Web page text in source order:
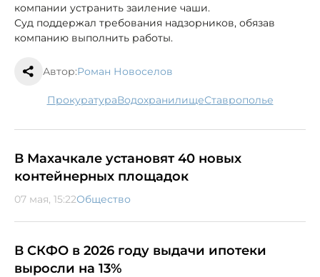
компании устранить заиление чаши.
Суд поддержал требования надзорников, обязав
компанию выполнить работы.
Автор:Роман Новоселов
прокуратура водохранилище Ставрополье
В Махачкале установят 40 новых
контейнерных площадок
07 мая, 15:22Общество
В СКФО в 2026 году выдачи ипотеки
выросли на 13%